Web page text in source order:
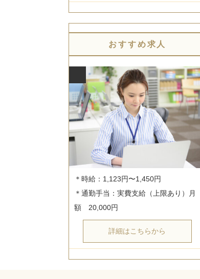
おすすめ求人
＊時給：1,123円〜1,450円
＊通勤手当：実費支給（上限あり）月
詳細はこちらから